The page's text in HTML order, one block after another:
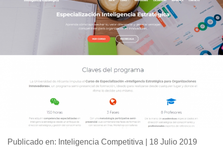
Publicado en: Inteligencia Competitiva | 18 Julio 2019